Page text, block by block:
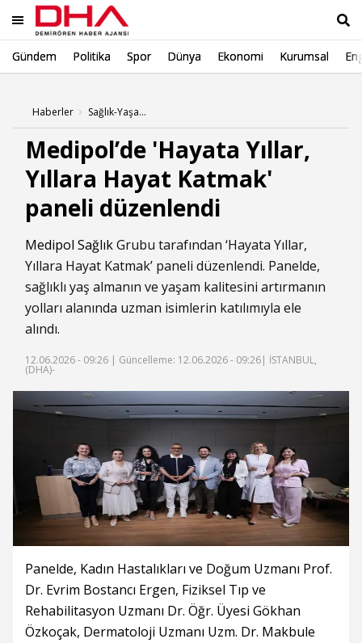
Gündem Politika Spor Dünya Ekonomi Kurumsal
Haberler Sağlık-Yaşam Haberleri
Medipol’de 'Hayata Yıllar,
Yıllara Hayat Katmak'
paneli düzenlendi
Medipol SağlıkGrubu tarafından ‘Hayata Yıllar,
Yıllara Hayat Katmak’ paneli düzenlendi. Panelde,
sağlıklı yaş almanın ve yaşam kalitesini artırmanın
yolları alanında uzman isimlerin katılımıyla ele
alındı.
12.06.2026 - 09:26 | Güncelleme: 12.06.2026 - 09:26| İSTANBUL,
(DHA)-
Panelde, Kadın Hastalıkları ve Doğum Uzmanı Prof.
Dr. Evrim Bostancı Ergen, Fiziksel Tıp ve
Rehabilitasyon Uzmanı Dr. Öğr. Üyesi Gökhan
Özkoçak, Dermatoloji Uzmanı Uzm. Dr. Makbule